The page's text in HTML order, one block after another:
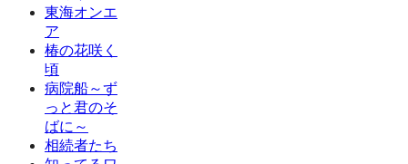
東海オンエ
ア
椿の花咲く
頃
病院船～ず
っと君のそ
ばに～
相続者たち